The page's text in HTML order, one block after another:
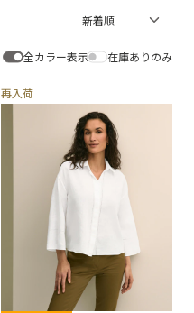
全カラー表示 在庫ありのみ
再入荷